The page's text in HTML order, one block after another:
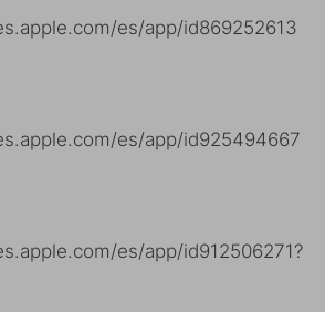
es/app/id869252613
es/app/id925494667
es/app/id912506271?